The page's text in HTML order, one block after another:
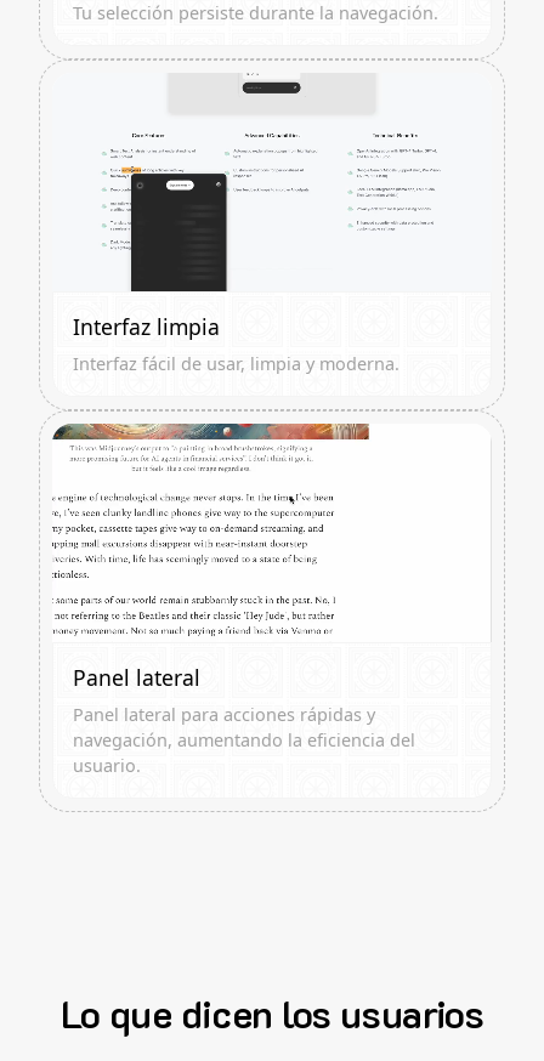
Tu selección persiste durante la navegación.
Interfaz limpia
Interfaz fácil de usar, limpia y moderna.
Panel lateral
Panel lateral para acciones rápidas y
navegación, aumentando la eficiencia del
usuario.
Lo que dicen los usuarios